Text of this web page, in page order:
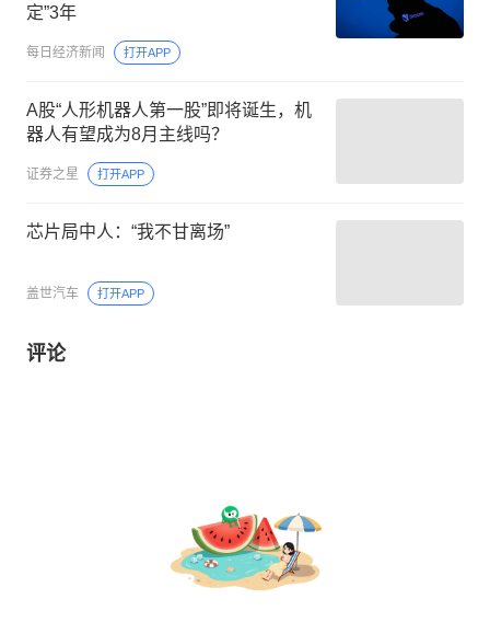
定”3年
每日经济新闻 打开APP
A股“人形机器人第一股”即将诞生，机
器人有望成为8月主线吗？
证券之星 打开APP
芯片局中人：“我不甘离场”
盖世汽车 打开APP
评论